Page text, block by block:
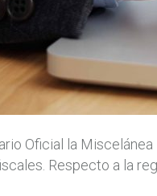
Oficial la
Respecto a la